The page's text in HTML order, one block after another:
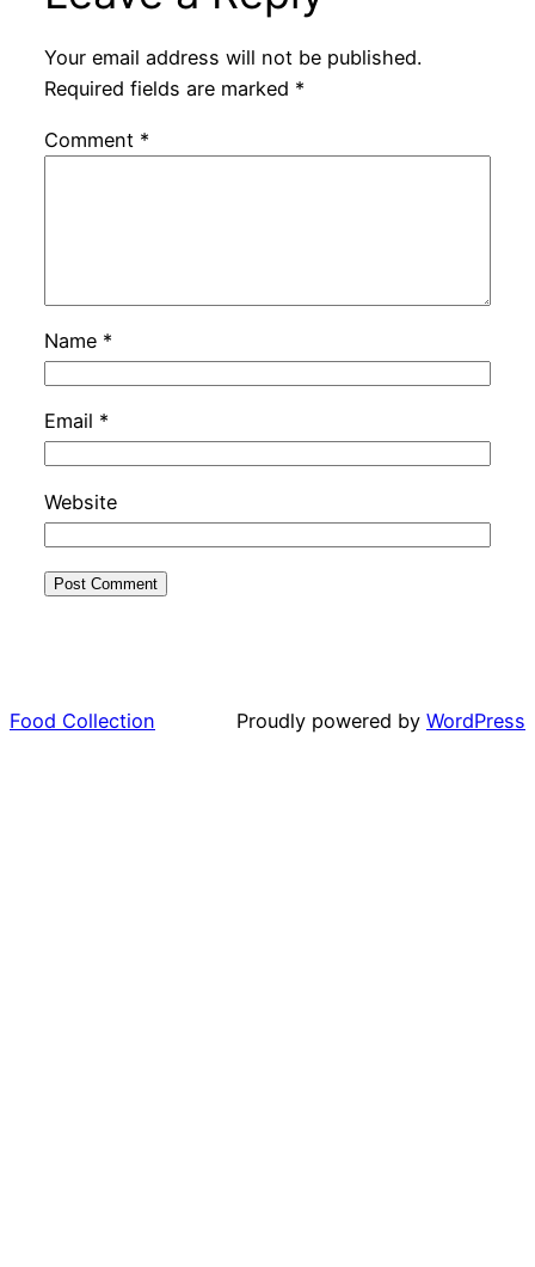
Your email address will not be published.
Required fields are marked *
Comment *
Name *
Email *
Website
Food Collection Proudly powered by WordPress